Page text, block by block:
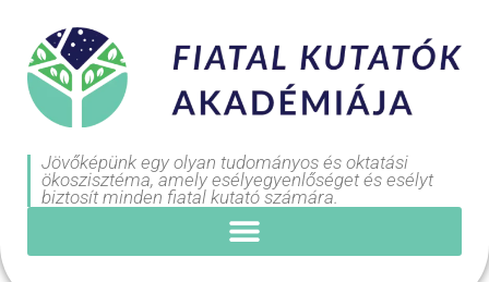
Jövőképünk egy olyan tudományos és oktatási
ökoszisztéma, amely esélyegyenlőséget és esélyt
biztosít minden fiatal kutató számára.